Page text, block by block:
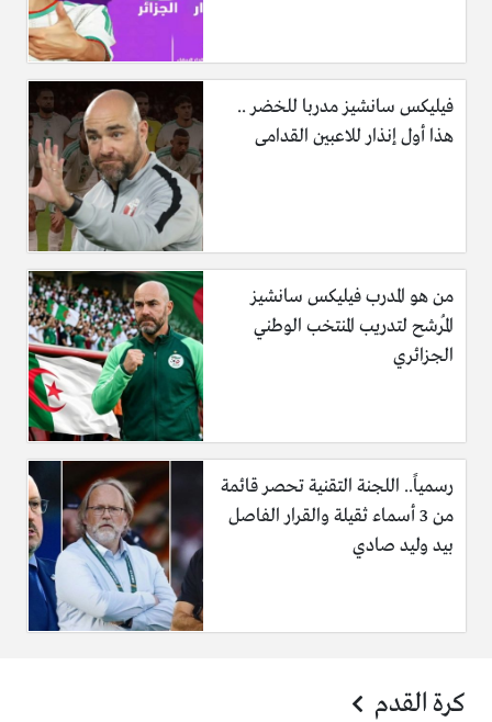
فيليكس سانشيز مدربا للخضر ..
هذا أول إنذار للاعبين القدامى
من هو المدرب فيليكس سانشيز
المُرشح لتدريب المنتخب الوطني
الجزائري
رسمياً.. اللجنة التقنية تحصر قائمة
من 3 أسماء ثقيلة والقرار الفاصل
بيد وليد صادي
كرة القدم